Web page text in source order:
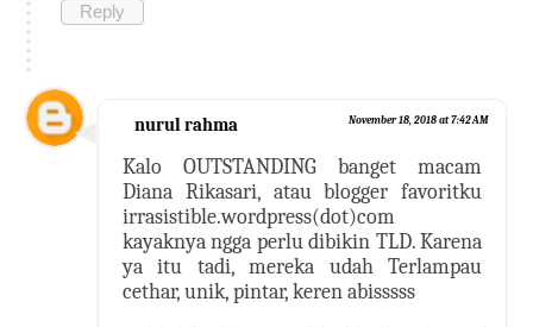
Reply
nurul rahma November 18, 2018 at 7:42 AM
Kalo OUTSTANDING banget macam
Diana Rikasari, atau blogger favoritku
irrasistible.wordpress(dot)com
kayaknya ngga perlu dibikin TLD. Karena
ya itu tadi, mereka udah Terlampau
cethar, unik, pintar, keren abisssss